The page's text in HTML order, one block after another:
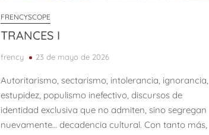
FRENCYSCOPE
TRANCES I
frency 23 de mayo de 2026
Autoritarismo, sectarismo, intolerancia, ignorancia,
estupidez, populismo inefectivo, discursos de
identidad exclusiva que no admiten, sino segregan
nuevamente… decadencia cultural. Con tanto más,